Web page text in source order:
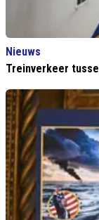
Nieuws
Treinverkeer